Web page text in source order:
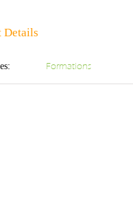
Details
Formations